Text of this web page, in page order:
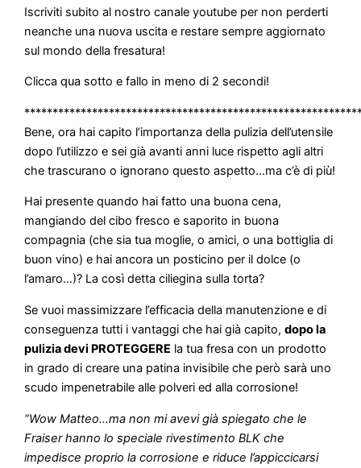
Iscriviti subito al nostro canale youtube per non perderti
neanche una nuova uscita e restare sempre aggiornato
sul mondo della fresatura!
Clicca qua sotto e fallo in meno di 2 secondi!
Bene, ora hai capito l’importanza della pulizia dell’utensile
dopo l’utilizzo e sei già avanti anni luce rispetto agli altri
che trascurano o ignorano questo aspetto…ma c’è di più!
Hai presente quando hai fatto una buona cena,
mangiando del cibo fresco e saporito in buona
compagnia (che sia tua moglie, o amici, o una bottiglia di
buon vino) e hai ancora un posticino per il dolce (o
l’amaro…)? La così detta ciliegina sulla torta?
Se vuoi massimizzare l’efficacia della manutenzione e di
conseguenza tutti i vantaggi che hai già capito,dopo la
pulizia devi PROTEGGERE la tua fresa con un prodotto
in grado di creare una patina invisibile che però sarà uno
scudo impenetrabile alle polveri ed alla corrosione!
“Wow Matteo…ma non mi avevi già spiegato che le
Fraiser hanno lo speciale rivestimento BLK che
impedisce proprio la corrosione e riduce l’appiccicarsi